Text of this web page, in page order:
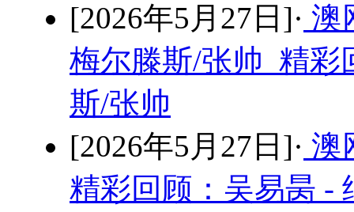
[2026年5月27日]· 澳
梅尔滕斯/张帅 精彩
斯/张帅
[2026年5月27日]· 澳
精彩回顾：吴易昺 -